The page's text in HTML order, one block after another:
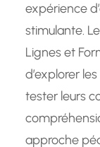
expérience
stimulante.
Lignes et
d’explorer
tester leurs
approche